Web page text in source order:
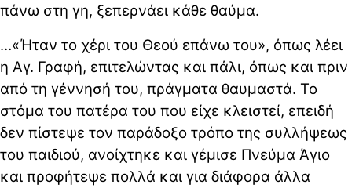
πάνω στη γη, ξεπερνάει κάθε θαύμα.
…«Ήταν το χέρι του Θεού επάνω του», όπως λέει
η Αγ. Γραφή, επιτελώντας και πάλι, όπως και πριν
από τη γέννησή του, πράγματα θαυμαστά. Το
στόμα του πατέρα του που είχε κλειστεί, επειδή
δεν πίστεψε τον παράδοξο τρόπο της συλλήψεως
του παιδιού, ανοίχτηκε και γέμισε Πνεύμα Άγιο
και προφήτεψε πολλά και για διάφορα άλλα